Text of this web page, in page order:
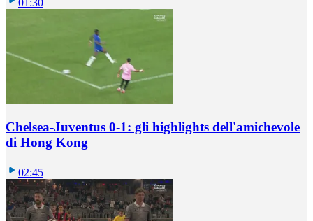
01:30
Chelsea-Juventus 0-1: gli highlights dell'amichevole
di Hong Kong
02:45